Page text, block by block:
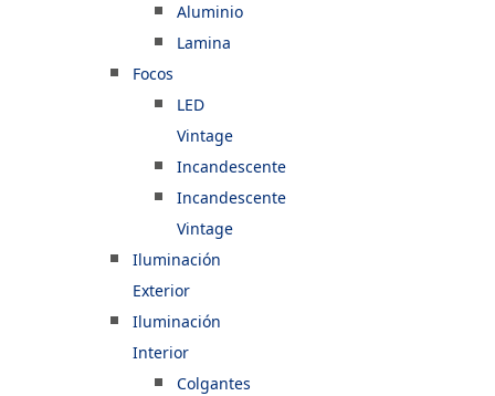
Aluminio
Lamina
Focos
LED
Vintage
Incandescente
Incandescente
Vintage
Iluminación
Exterior
Iluminación
Interior
Colgantes